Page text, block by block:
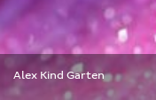
Alex Kind Garten